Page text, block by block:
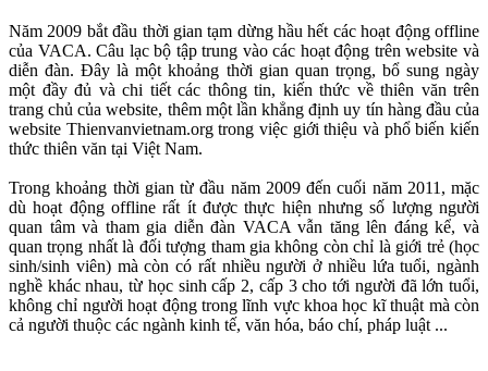
Năm 2009 bắt đầu thời gian tạm dừng hầu hết các hoạt động offline
của VACA. Câu lạc bộ tập trung vào các hoạt động trên website và
diễn đàn. Đây là một khoảng thời gian quan trọng, bổ sung ngày
một đầy đủ và chi tiết các thông tin, kiến thức về thiên văn trên
trang chủ của website, thêm một lần khẳng định uy tín hàng đầu của
website Thienvanvietnam.org trong việc giới thiệu và phổ biến kiến
thức thiên văn tại Việt Nam.
Trong khoảng thời gian từ đầu năm 2009 đến cuối năm 2011, mặc
dù hoạt động offline rất ít được thực hiện nhưng số lượng người
quan tâm và tham gia diễn đàn VACA vẫn tăng lên đáng kể, và
quan trọng nhất là đối tượng tham gia không còn chỉ là giới trẻ (học
sinh/sinh viên) mà còn có rất nhiều người ở nhiều lứa tuổi, ngành
nghề khác nhau, từ học sinh cấp 2, cấp 3 cho tới người đã lớn tuổi,
không chỉ người hoạt động trong lĩnh vực khoa học kĩ thuật mà còn
cả người thuộc các ngành kinh tế, văn hóa, báo chí, pháp luật ...